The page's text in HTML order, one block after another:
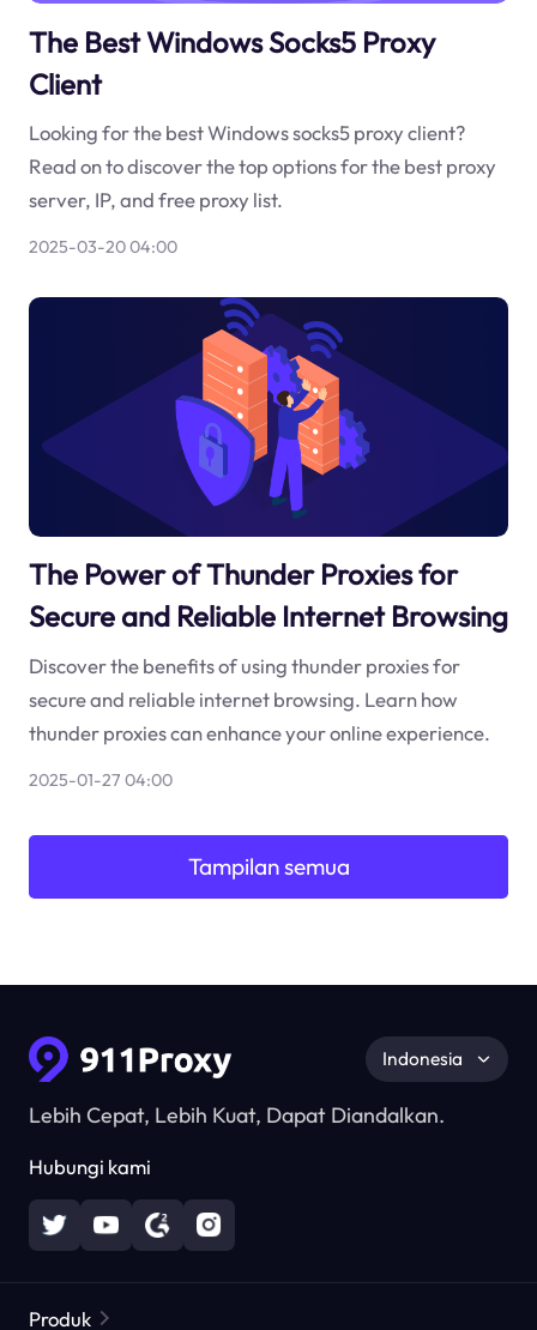
The Best Windows Socks5 Proxy
Client
Looking for the best Windows socks5 proxy client?
Read on to discover the top options for the best proxy
server, IP, and free proxy list.
2025-03-20 04:00
The Power of Thunder Proxies for
Secure and Reliable Internet Browsing
Discover the benefits of using thunder proxies for
secure and reliable internet browsing. Learn how
thunder proxies can enhance your online experience.
2025-01-27 04:00
Tampilan semua
Lebih Cepat, Lebih Kuat, Dapat Diandalkan.
Hubungi kami
Indonesia
Produk